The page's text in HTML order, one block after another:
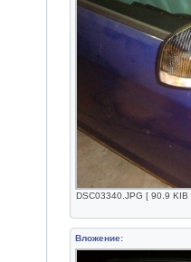
DSC03340.JPG [ 90.9
Вложение: